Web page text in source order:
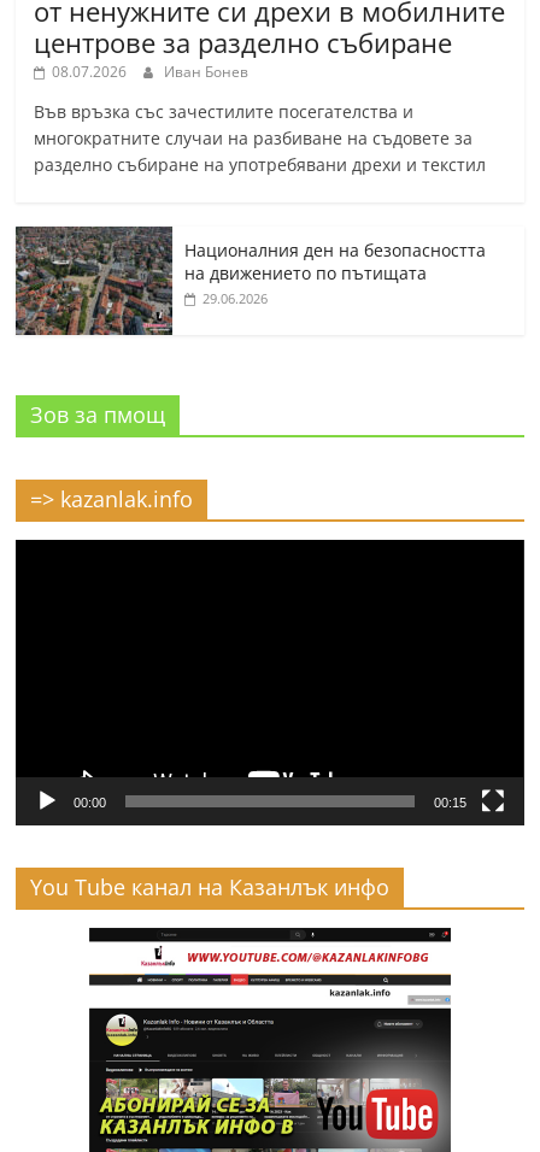
от ненужните си дрехи в мобилните
центрове за разделно събиране
08.07.2026 Иван Бонев
Във връзка със зачестилите посегателства и
многократните случаи на разбиване на съдовете за
разделно събиране на употребявани дрехи и текстил
Националния ден на безопасността
на движението по пътищата
29.06.2026
Зов за пмощ
=> kazanlak.info
00:00 00:15
You Tube канал на Казанлък инфо